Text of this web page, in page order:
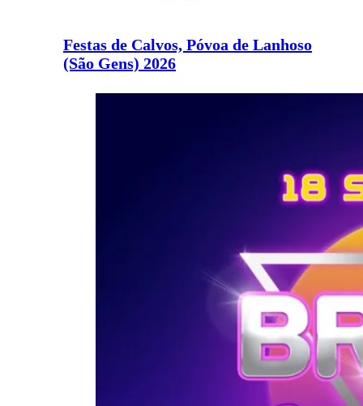
Festas de Calvos, Póvoa de Lanhoso
(São Gens) 2026